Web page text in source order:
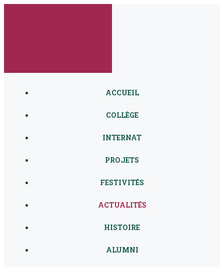
ACCUEIL
COLLÈGE
INTERNAT
PROJETS
FESTIVITÉS
ACTUALITÉS
HISTOIRE
ALUMNI